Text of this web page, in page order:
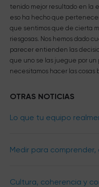
tenido mejor resultado en la
eso ha hecho que
que sentimos que de cierta
riesgosas. Nos hemos dado
parecer entienden las
que uno se las juegue por un
necesitamos hacer las cosas
OTRAS NOTICIAS
Lo que tu equipo
Medir para
Cultura, coherencia y